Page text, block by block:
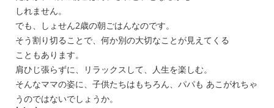
しれません。
でも、しょせん2歳の朝ごはんなのです。
そう割り切ることで、何か別の大切なことが見えてくる
こともあります。
肩ひじ張らずに、リラックスして、人生を楽しむ。
そんなママの姿に、子供たちはもちろん、パパも あこがれちゃ
うのではないでしょうか。